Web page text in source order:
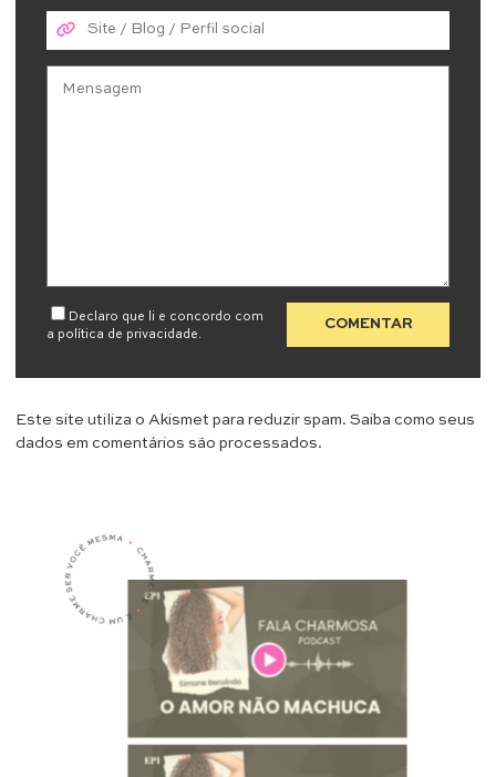
Declaro que li e concordo com
a política de privacidade.
Este site utiliza o Akismet para reduzir spam. Saiba como seus
dados em comentários são processados.